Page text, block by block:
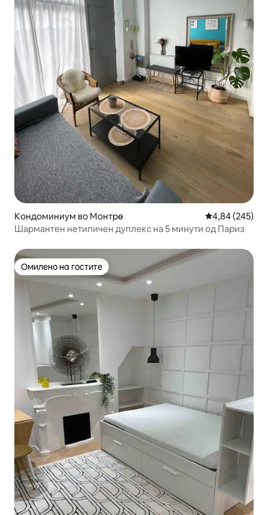
Кондоминиум во Монтрө Просечна
4,84 (245)
Шармантен нетипичен дуплекс на 5 минути од Париз
Омилено на гостите
Омилено на гостите